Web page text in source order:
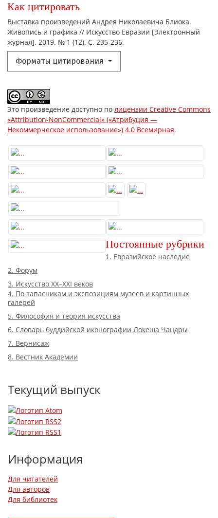
Как цитировать
Выставка произведений Андрея Николаевича Блиока.
Живопись и графика // Искусство Евразии [Электронный
журнал]. 2019. № 1 (12). С. 235-236.
Форматы цитирования
Это произведение доступно по лицензии Creative Commons
«Attribution-NonCommercial» («Атрибуция —
Некоммерческое использование») 4.0 Всемирная.
Постоянные рубрики
1. Евразийское наследие
2. Форум
3. Искусство XX–XXI веков
4. По запасникам и экспозициям музеев и картинных
галерей
5. Философия и теория искусства
6. Словарь буддийской иконографии Локеша Чандры
7. Вернисаж
8. Вестник Академии
Текущий выпуск
Информация
Для читателей
Для авторов
Для библиотек